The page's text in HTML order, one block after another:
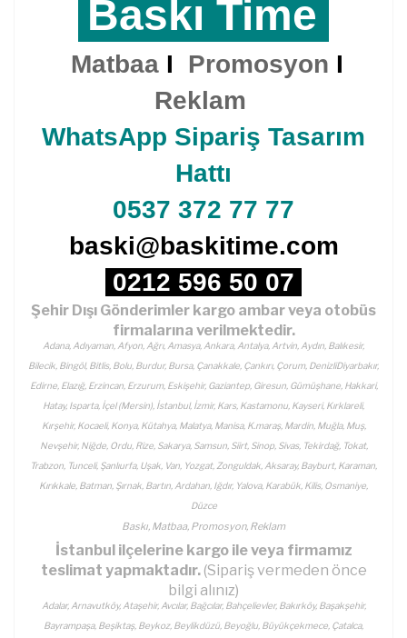
Baskı Time
Matbaa I Promosyon I
Reklam
WhatsApp Sipariş Tasarım
Hattı
0537 372 77 77
baski@baskitime.com
0212 596 50 07
Şehir Dışı Gönderimler kargo ambar veya otobüs
firmalarına verilmektedir.
Adana, Adıyaman, Afyon, Ağrı, Amasya, Ankara, Antalya, Artvin, Aydın, Balıkesir,
Bilecik, Bingöl, Bitlis, Bolu, Burdur, Bursa, Çanakkale, Çankırı, Çorum, DenizliDiyarbakır,
Edirne, Elazığ, Erzincan, Erzurum, Eskişehir, Gaziantep, Giresun, Gümüşhane, Hakkari,
Hatay, Isparta, İçel (Mersin), İstanbul, İzmir, Kars, Kastamonu, Kayseri, Kırklareli,
Kırşehir, Kocaeli, Konya, Kütahya, Malatya, Manisa, K.maraş, Mardin, Muğla, Muş,
Nevşehir, Niğde, Ordu, Rize, Sakarya, Samsun, Siirt, Sinop, Sivas, Tekirdağ, Tokat,
Trabzon, Tunceli, Şanlıurfa, Uşak, Van, Yozgat, Zonguldak, Aksaray, Bayburt, Karaman,
Kırıkkale, Batman, Şırnak, Bartın, Ardahan, Iğdır, Yalova, Karabük, Kilis, Osmaniye,
Düzce
Baskı, Matbaa, Promosyon, Reklam
İstanbul ilçelerine kargo ile veya firmamız
teslimat yapmaktadır. (Sipariş vermeden önce
bilgi alınız)
Adalar, Arnavutköy, Ataşehir, Avcılar, Bağcılar, Bahçelievler, Bakırköy, Başakşehir,
Bayrampaşa, Beşiktaş, Beykoz, Beylikdüzü, Beyoğlu, Büyükçekmece, Çatalca,